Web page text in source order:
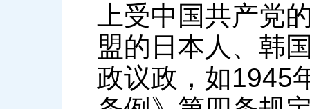
上受中国共产党
盟的日本人、韩
政议政，如1945